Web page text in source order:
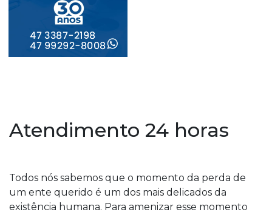
Atendimento 24 horas
Todos nós sabemos que o momento da perda de
um ente querido é um dos mais delicados da
existência humana. Para amenizar esse momento